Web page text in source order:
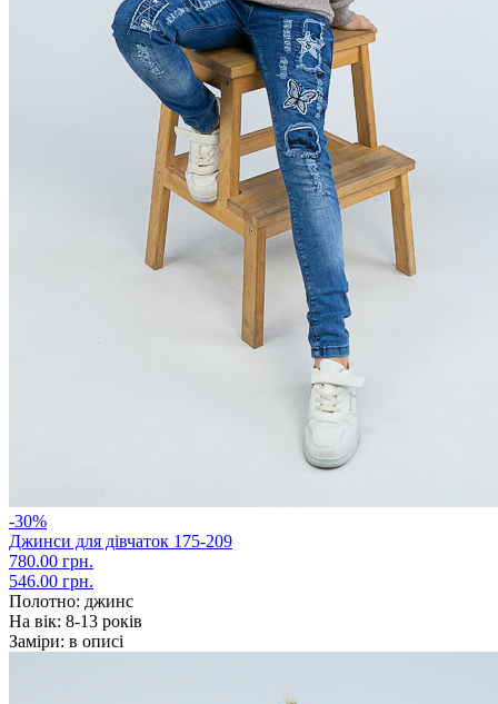
-30%
Джинси для дівчаток 175-209
780.00 грн.
546.00 грн.
Полотно: джинс
На вік: 8-13 років
Заміри: в описі